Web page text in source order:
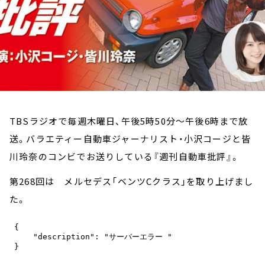
TBSラジオで毎週木曜日、午後5時50分～午後6時まで放
送。バラエティー自動車ジャーナリスト・小沢コージと皆
川玲奈のコンビでお送りしている『週刊自動車批評』。
第268回は メルセデス「ベンツCクラス」を取り上げまし
た。